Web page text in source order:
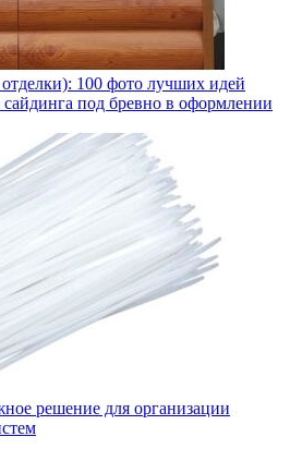
100 фото лучших идей
под бревно в оформлении
решение для организации